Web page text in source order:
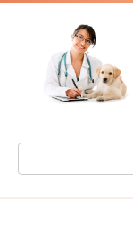
Перейти
Поиск: